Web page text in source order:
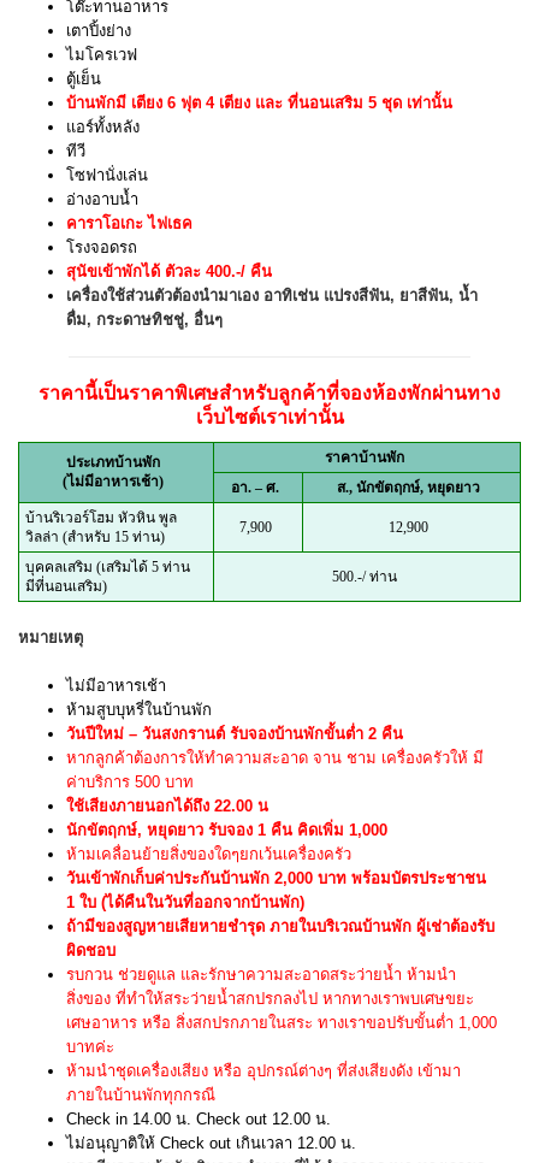
โต๊ะทานอาหาร
เตาปิ้งย่าง
ไมโครเวฟ
ตู้เย็น
บ้านพักมี เตียง 6 ฟุต 4 เตียง และ ที่นอนเสริม 5 ชุด เท่านั้น
แอร์ทั้งหลัง
ทีวี
โซฟานั่งเล่น
อ่างอาบน้ำ
คาราโอเกะ ไฟเธค
โรงจอดรถ
สุนัขเข้าพักได้ ตัวละ 400.-/ คืน
เครื่องใช้ส่วนตัวต้องนำมาเอง อาทิเช่น แปรงสีฟัน, ยาสีฟัน, น้ำ
ดื่ม, กระดาษทิชชู่, อื่นๆ
ราคานี้เป็นราคาพิเศษสำหรับลูกค้าที่จองห้องพักผ่านทาง
เว็บไซต์เราเท่านั้น
ประเภทบ้านพัก
(ไม่มีอาหารเช้า)
ราคาบ้านพัก
อา. – ศ.
ส., นักขัตฤกษ์, หยุดยาว
บ้านริเวอร์โฮม หัวหิน พูล
วิลล่า (สำหรับ 15 ท่าน)
7,900 12,900
บุคคลเสริม (เสริมได้ 5 ท่าน
มีที่นอนเสริม)
500.-/ ท่าน
หมายเหตุ
ไม่มีอาหารเช้า
ห้ามสูบบุหรี่ในบ้านพัก
วันปีใหม่ – วันสงกรานต์ รับจองบ้านพักขั้นต่ำ 2 คืน
หากลูกค้าต้องการให้ทำความสะอาด จาน ชาม เครื่องครัวให้ มี
ค่าบริการ 500 บาท
ใช้เสียงภายนอกได้ถึง 22.00 น
นักขัตฤกษ์, หยุดยาว รับจอง 1 คืน คิดเพิ่ม 1,000
ห้ามเคลื่อนย้ายสิ่งของใดๆยกเว้นเครื่องครัว
วันเข้าพักเก็บค่าประกันบ้านพัก 2,000 บาท พร้อมบัตรประชาชน
1 ใบ (ได้คืนในวันที่ออกจากบ้านพัก)
ถ้ามีของสูญหายเสียหายชำรุด ภายในบริเวณบ้านพัก ผู้เช่าต้องรับ
ผิดชอบ
รบกวน ช่วยดูแล และรักษาความสะอาดสระว่ายน้ำ ห้ามนำ
สิ่งของ ที่ทำให้สระว่ายน้ำสกปรกลงไป หากทางเราพบเศษขยะ
เศษอาหาร หรือ สิ่งสกปรกภายในสระ ทางเราขอปรับขั้นต่ำ 1,000
บาทค่ะ
ห้ามนำชุดเครื่องเสียง หรือ อุปกรณ์ต่างๆ ที่ส่งเสียงดัง เข้ามา
ภายในบ้านพักทุกกรณี
Check in 14.00 น. Check out 12.00 น.
ไม่อนุญาติให้ Check out เกินเวลา 12.00 น.